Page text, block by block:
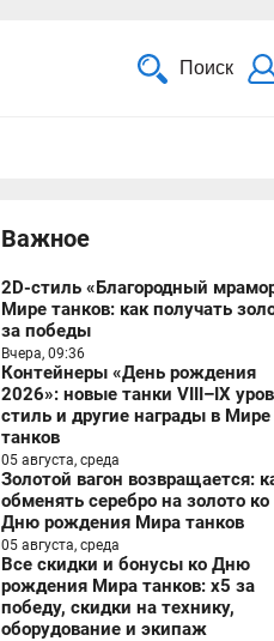
Поиск
Важное
2D-стиль «Благородный
Мире танков: как получать
за победы
Вчера, 09:36
Контейнеры «День рождения
2026»: новые танки VIII–IX
стиль и другие награды в Мире
танков
05 августа, среда
Золотой вагон возвращается:
обменять серебро на золото ко
Дню рождения Мира танков
05 августа, среда
Все скидки и бонусы ко Дню
рождения Мира танков: x5 за
победу, скидки на технику,
оборудование и экипаж